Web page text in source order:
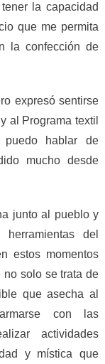
la capacidad
que me permita
la confección de
expresó sentirse
al Programa textil
hablar de
mucho desde
junto al pueblo y
herramientas del
estos momentos
no solose trata de
que asecha al
con las
actividades
y mística que